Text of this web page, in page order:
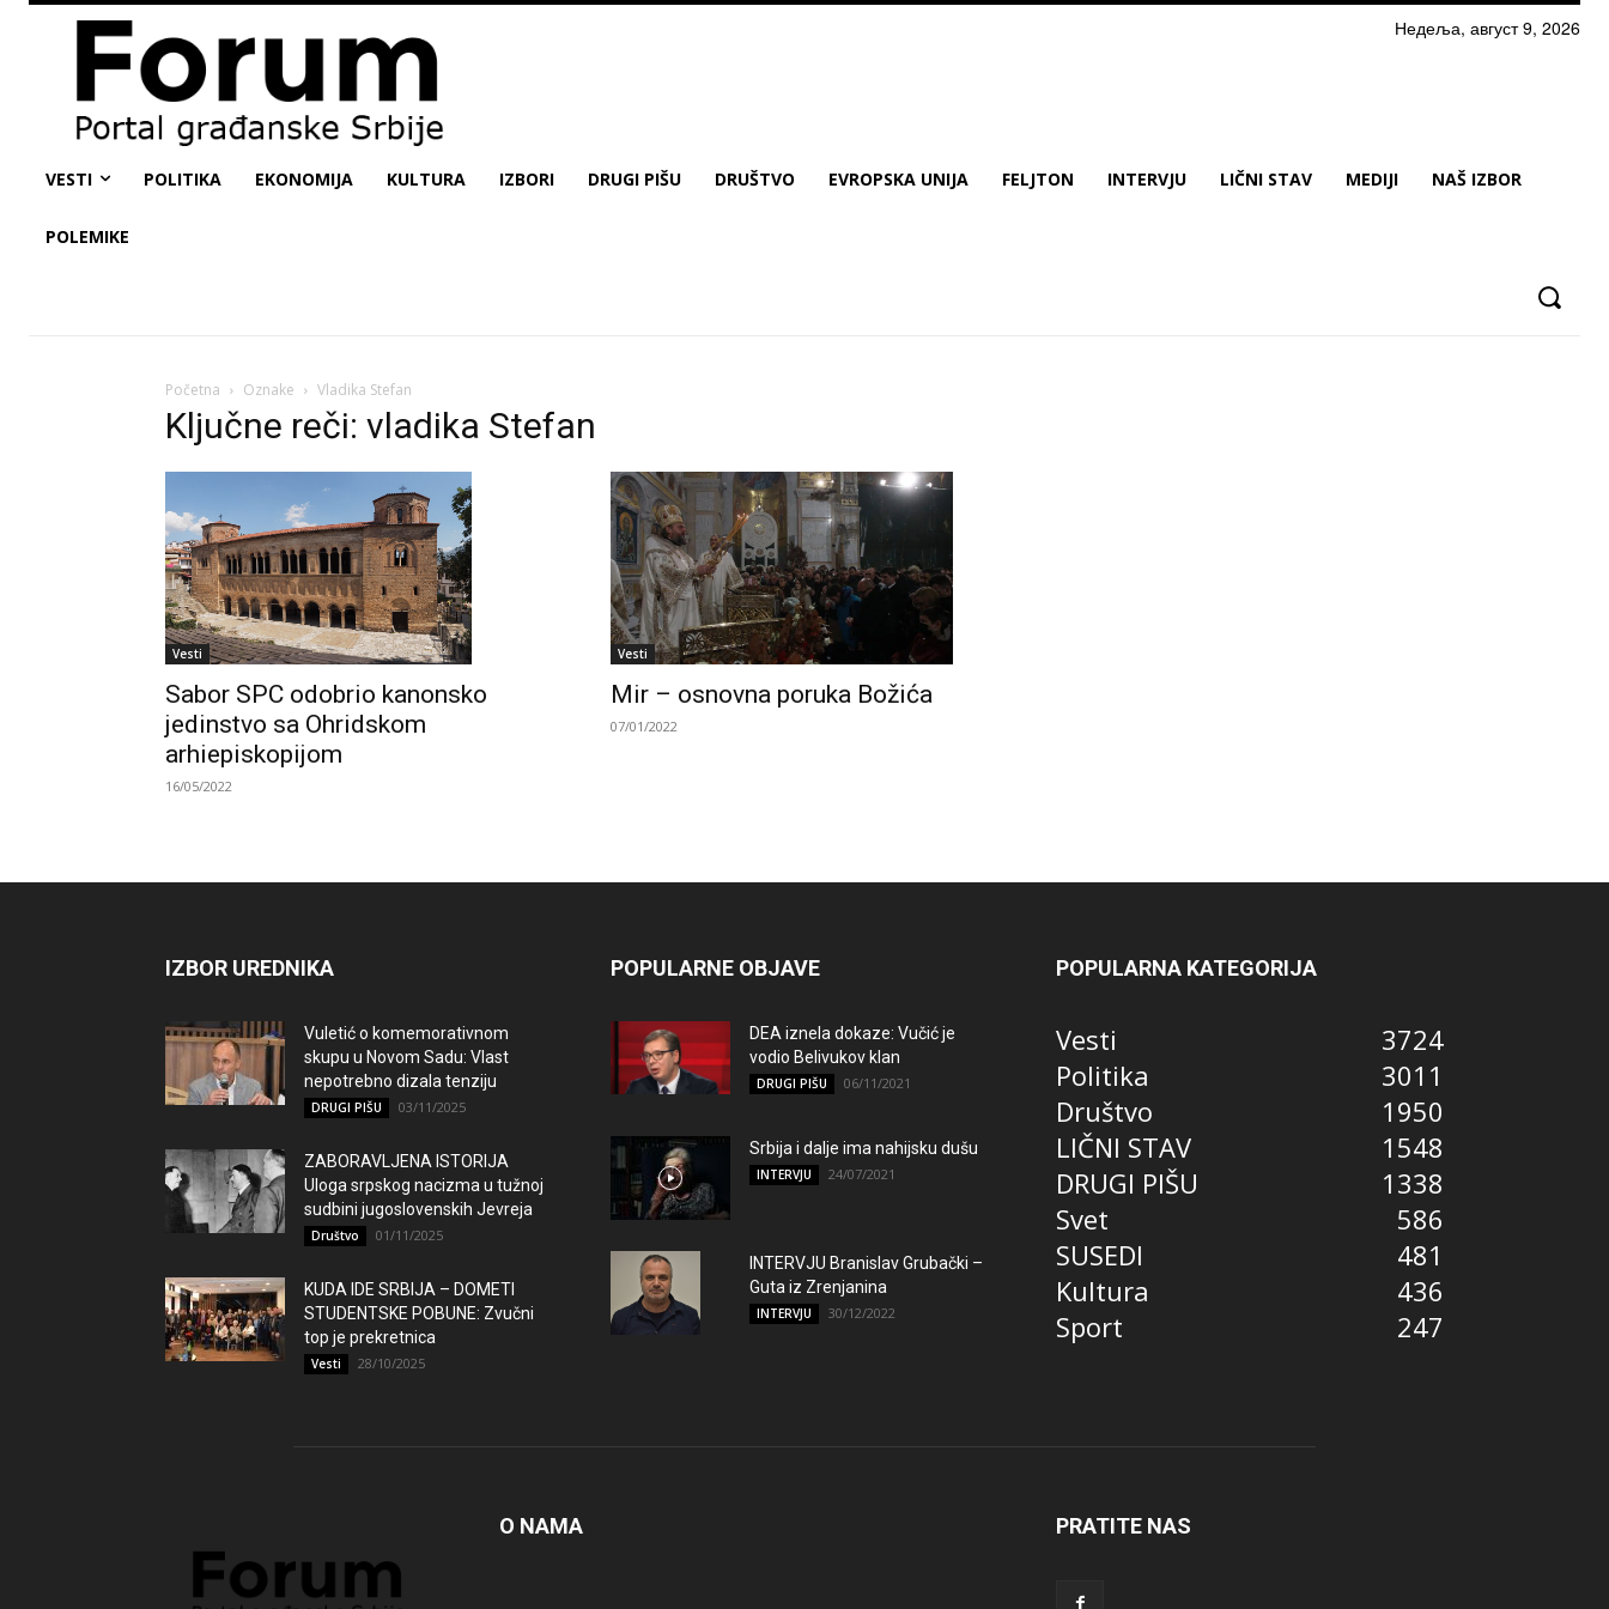
Недеља, август 9, 2026
VESTI POLITIKA EKONOMIJA KULTURA IZBORI DRUGI PIŠU DRUŠTVO EVROPSKA UNIJA FELJTON INTERVJU LIČNI STAV MEDIJI NAŠ IZBOR
POLEMIKE
Početna Oznake Vladika Stefan
Ključne reči: vladika Stefan
Vesti
Sabor SPC odobrio kanonsko
jedinstvo sa Ohridskom
arhiepiskopijom
16/05/2022
Vesti
Mir – osnovna poruka Božića
07/01/2022
IZBOR UREDNIKA
Vuletić o komemorativnom
skupu u Novom Sadu: Vlast
nepotrebno dizala tenziju
DRUGI PIŠU 03/11/2025
ZABORAVLJENA ISTORIJA
Uloga srpskog nacizma u tužnoj
sudbini jugoslovenskih Jevreja
Društvo 01/11/2025
KUDA IDE SRBIJA – DOMETI
STUDENTSKE POBUNE: Zvučni
top je prekretnica
Vesti 28/10/2025
POPULARNE OBJAVE
DEA iznela dokaze: Vučić je
vodio Belivukov klan
DRUGI PIŠU 06/11/2021
Srbija i dalje ima nahijsku dušu
INTERVJU 24/07/2021
INTERVJU Branislav Grubački –
Guta iz Zrenjanina
INTERVJU 30/12/2022
POPULARNA KATEGORIJA
Vesti
3724
Politika
3011
Društvo
1950
LIČNI STAV
1548
DRUGI PIŠU
1338
Svet
586
SUSEDI
481
Kultura
436
Sport
247
O NAMA PRATITE NAS